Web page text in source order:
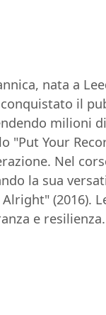
nata a
il
Your
Nel
la sua
e resilienza.